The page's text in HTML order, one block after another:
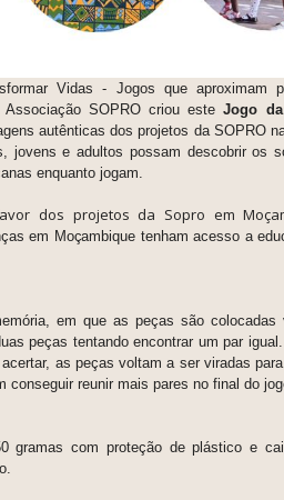
Vidas - Jogos que aproximam
SOPRO criou este Jogo
autênticas dos projetos da SOPRO
jovens e adultos possam descobrir os
enquanto jogam.
dos projetos da Sopro em
em Moçambique tenham acesso a
em que as peças são colocadas
peças tentando encontrar um par
as peças voltam a ser viradas
conseguir reunir mais pares no final do
gramas com proteção de plástico e